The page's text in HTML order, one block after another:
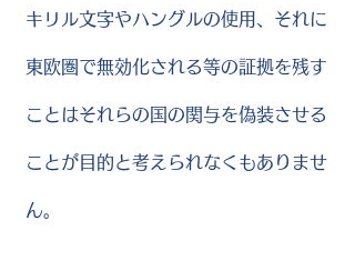
キリル文字やハングルの使用、それに
東欧圏で無効化される等の証拠を残す
ことはそれらの国の関与を偽装させる
ことが目的と考えられなくもありませ
ん。